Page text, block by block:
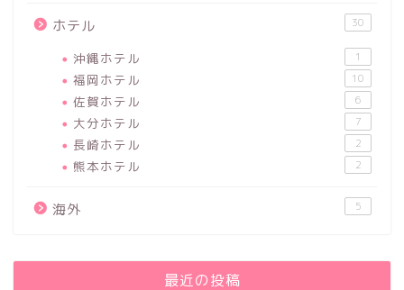
ホテル 30
沖縄ホテル 1
福岡ホテル 10
佐賀ホテル 6
大分ホテル 7
長崎ホテル 2
熊本ホテル 2
海外 5
最近の投稿